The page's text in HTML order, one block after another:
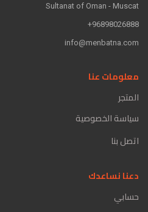
Sultanat of Oman - Muscat
96898026888+
info@menbatna.com
معلومات عنا
المتجر
سياسة الخصوصية
اتصل بنا
دعنا نساعدك
حسابي